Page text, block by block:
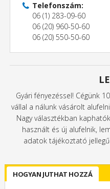
Telefonszám:
06 (1) 283-09-60
06 (20) 960-50-60
06 (20) 550-50-60
Gyári fényezéssel! Cégünk
vállal a nálunk vásárolt
Nagy választékban
használt és új alufelnik,
adatok tájékoztató
HOGYAN JUTHAT HOZZÁ